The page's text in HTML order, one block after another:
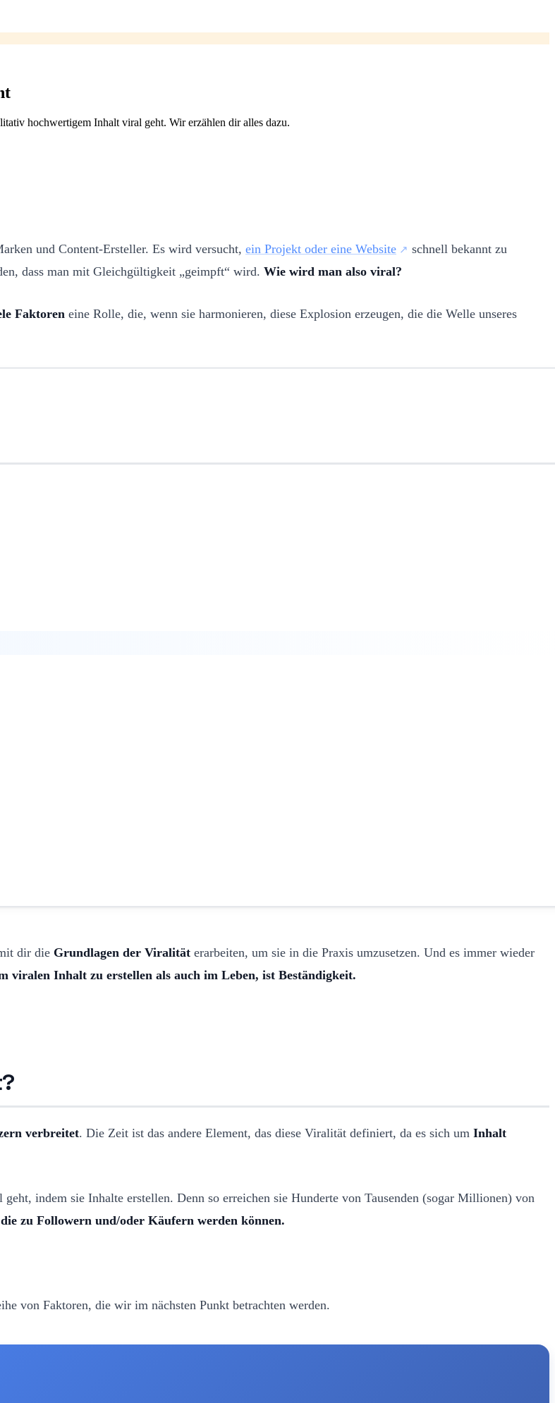
hochwertigem Inhalt viral geht. Wir erzählen dir alles dazu.
und Content-Ersteller. Es wird versucht, ein Projekt oder eine Website
schnell bekannt zu
dass man mit Gleichgültigkeit „geimpft“ wird. Wie wird man also viral?
Faktoren eine Rolle, die, wenn sie harmonieren, diese Explosion erzeugen, die die Welle unseres
dir die Grundlagen der Viralität erarbeiten, um sie in die Praxis umzusetzen. Und es immer wieder
viralen Inhalt zu erstellen als auch im Leben, ist Beständigkeit.
verbreitet. Die Zeit ist das andere Element, das diese Viralität definiert, da es sich um Inhalt
indem sie Inhalte erstellen. Denn so erreichen sie Hunderte von Tausenden (sogar Millionen) von
zu Followern und/oder Käufern werden können.
von Faktoren, die wir im nächsten Punkt betrachten werden.